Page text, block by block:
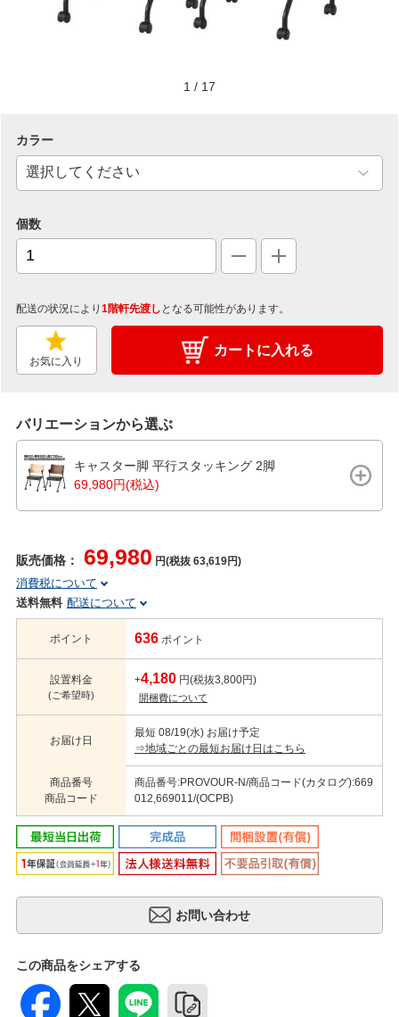
1 / 17
カラー
個数
配送の状況により 1階軒先渡し となる可能性があります。
お気に入り
カートに入れる
バリエーションから選ぶ
キャスター脚 平行スタッキング 2脚
69,980円(税込)
販売価格： 69,980 円(税抜 63,619円)
消費税について
送料無料 配送について
ポイント 636 ポイント
設置料金
(ご希望時)
+4,180 円(税抜3,800円)
開梱費について
お届け日
最短 08/19(水) お届け予定
⇒地域ごとの最短お届け日はこちら
商品番号
商品コード
商品番号:PROVOUR-N/商品コード(カタログ):669
012,669011/(OCPB)
この商品をシェアする